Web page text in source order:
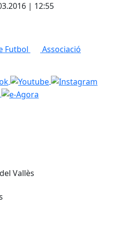
| 12:55
Futbol
Associació
Vallès